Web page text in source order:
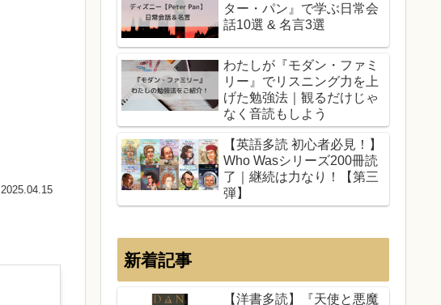
2025.04.15
ター・パン』で学ぶ日常会
話10選 & 名言3選
わたしが『モダン・ファミ
リー』でリスニング力を上
げた勉強法｜観るだけじゃ
なく音読もしよう
【英語多読 初心者必見！】
Who Wasシリーズ200冊読
了｜継続は力なり！【第三
弾】
新着記事
【洋書多読】『天使と悪魔